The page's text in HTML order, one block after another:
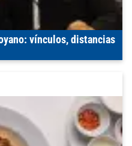
vínculos, distancias